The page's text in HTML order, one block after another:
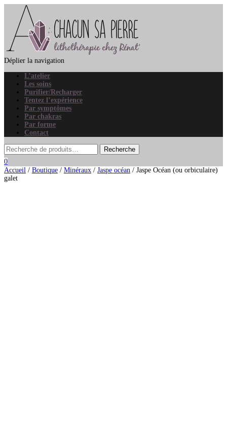
Déplier la navigation
L’atelier
Les soins
Purifier/Recharger
Tentez l’expérience
Par symptômes
Par chakras
Par forme
Contact
0
Accueil / Boutique / Minéraux / Jaspe océan / Jaspe Océan (ou orbiculaire)
galet